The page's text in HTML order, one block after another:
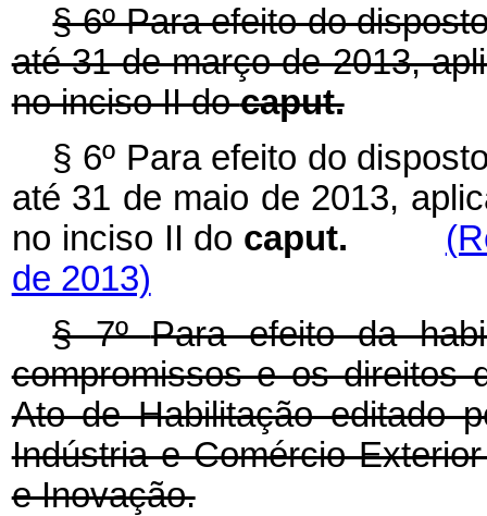
§ 6º Para efeito do
até 31 de março de 2013,
no inciso II docaput.
§ 6º Para efeito do
até 31 de maio de 2013,
no inciso II do caput.
de 2013)
§ 7ºPara efeito da
compromissos e os direitos
Ato de Habilitação editado
Indústria e Comércio
e Inovação.